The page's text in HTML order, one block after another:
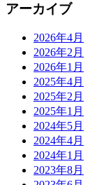
アーカイブ
2026年4月
2026年2月
2026年1月
2025年4月
2025年2月
2025年1月
2024年5月
2024年4月
2024年1月
2023年8月